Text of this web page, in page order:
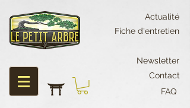
Actualité
Fiche d'entretien
Newsletter
Contact
FAQ